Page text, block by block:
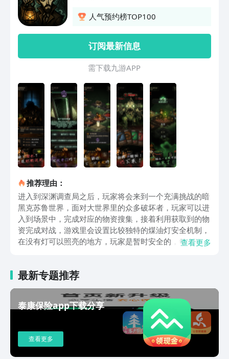
人气预约榜TOP100
订阅最新信息
需 下 载 九 游 A P P
推荐理由：
进入到深渊调查局之后，玩家将会来到一个充满挑战的暗
黑克苏鲁世界，面对大世界里的众多破坏者，玩家可以进
入到场景中，完成对应的物资搜集，接着利用获取到的物
资完成对战，游戏里会设置比较独特的煤油灯安全机制，
在没有灯可以照亮的地方，玩家是暂时安全的，每次挑战
灯熄灭之前要到达撤离点，喜欢暗黑设定的成员，可以去
豌豆荚预约下载，扮演角色在暗黑世界中开启挑战。不同
于常规的冒险游戏，里会采用网格化的地图，每往前行走
一步都会消耗行动点，可以根据角色当前可用的行动点，
合理规划行走路线，让角色能收集到更多物资，在挑战的
过程中会使用回合制卡牌对战，玩家可以随意组合不同的
卡组，利用卡组能力参与到挑战中，每一次挑战遇到的对
查看更多
最新专题推荐
泰康保险app下载分享
查看更多